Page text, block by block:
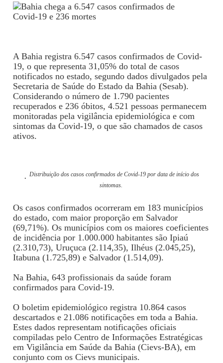
A Bahia registra 6.547 casos confirmados de Covid-
19, o que representa 31,05% do total de casos
notificados no estado, segundo dados divulgados pela
Secretaria de Saúde do Estado da Bahia (Sesab).
Considerando o número de 1.790 pacientes
recuperados e 236 óbitos, 4.521 pessoas permanecem
monitoradas pela vigilância epidemiológica e com
sintomas da Covid-19, o que são chamados de casos
ativos.
. Distribuição dos casos confirmados de Covid-19 por data de início dos
sintomas.
Os casos confirmados ocorreram em 183 municípios
do estado, com maior proporção em Salvador
(69,71%). Os municípios com os maiores coeficientes
de incidência por 1.000.000 habitantes são Ipiaú
(2.310,73), Uruçuca (2.114,35), Ilhéus (2.045,25),
Itabuna (1.725,89) e Salvador (1.514,09).
Na Bahia, 643 profissionais da saúde foram
confirmados para Covid-19.
O boletim epidemiológico registra 10.864 casos
descartados e 21.086 notificações em toda a Bahia.
Estes dados representam notificações oficiais
compiladas pelo Centro de Informações Estratégicas
em Vigilância em Saúde da Bahia (Cievs-BA), em
conjunto com os Cievs municipais.